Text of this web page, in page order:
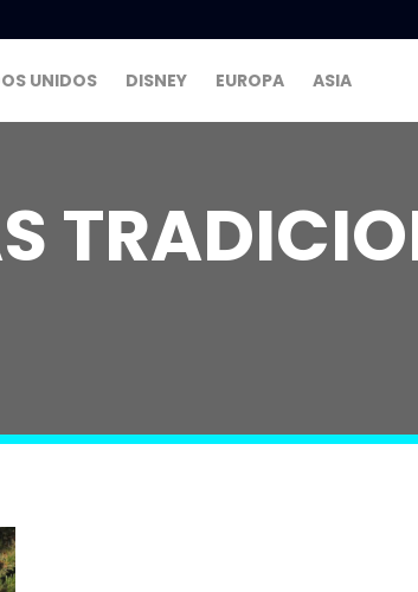
UNIDOS DISNEY EUROPA ASIA